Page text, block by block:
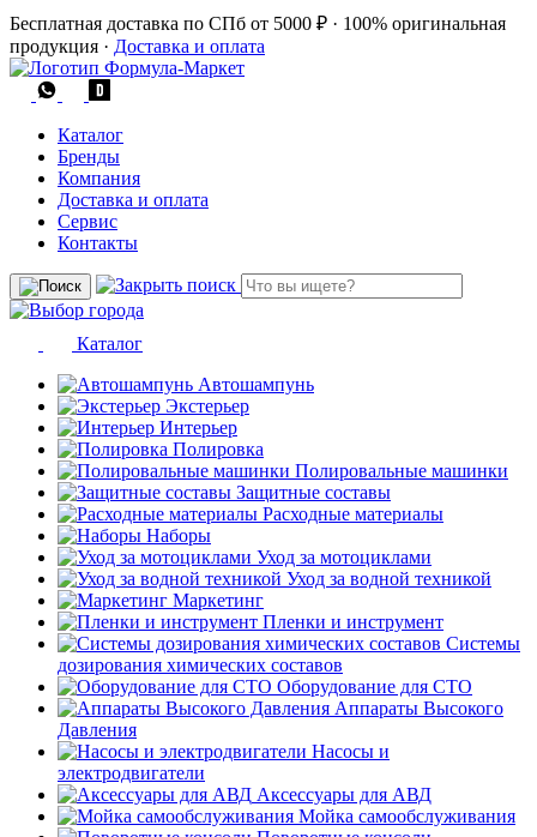
Бесплатная доставка по СПб от 5000 ₽ · 100% оригинальная
продукция · Доставка и оплата
Каталог
Бренды
Компания
Доставка и оплата
Сервис
Контакты
Каталог
Автошампунь
Экстерьер
Интерьер
Полировка
Полировальные машинки
Защитные составы
Расходные материалы
Наборы
Уход за мотоциклами
Уход за водной техникой
Маркетинг
Пленки и инструмент
Системы
дозирования химических составов
Оборудование для СТО
Аппараты Высокого
Давления
Насосы и
электродвигатели
Аксессуары для АВД
Мойка самообслуживания